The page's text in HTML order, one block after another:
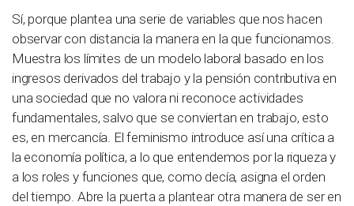
Sí, porque plantea una serie de variables que nos hacen
observar con distancia la manera en la que funcionamos.
Muestra los límites de un modelo laboral basado en los
ingresos derivados del trabajo y la pensión contributiva en
una sociedad que no valora ni reconoce actividades
fundamentales, salvo que se conviertan en trabajo, esto
es, en mercancía. El feminismo introduce así una crítica a
la economía política, a lo que entendemos por la riqueza y
a los roles y funciones que, como decía, asigna el orden
del tiempo. Abre la puerta a plantear otra manera de ser en